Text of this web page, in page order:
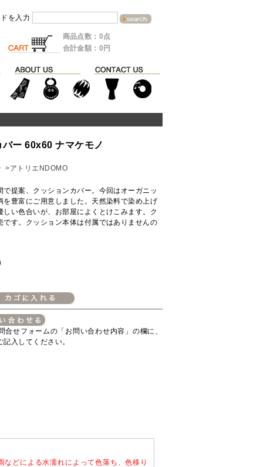
を入力
商品点数：0点
合計金額：0円
ー 60x60 ナマケモノ
>アトリエNDOMO
で提案、クッションカバー。今回はオーガニッ
を豊富にご用意しました。天然染料で染め上げ
しい色合いが、お部屋によくとけこみます。ク
です。クッション本体は付属ではありませんの
合せフォームの「お問い合わせ内容」の欄に、
入してください。
などによる水濡れによって色落ち、色移り